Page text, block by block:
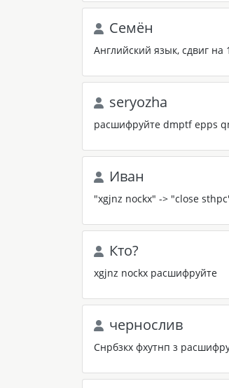
Семён
Английский язык, сдвиг
seryozha
расшифруйте dmptf epps
Иван
"xgjnz nockx" -> "close
Кто?
xgjnz nockx расшифруйте
чернослив
Снрбзкх фхутнп з